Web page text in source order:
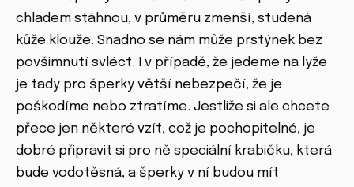
chladem stáhnou, v průměru zmenší, studená
kůže klouže. Snadno se nám může prstýnek bez
povšimnutí svléct. I v případě, že jedeme na lyže
je tady pro šperky větší nebezpečí, že je
poškodíme nebo ztratíme. Jestliže si ale chcete
přece jen některé vzít, což je pochopitelné, je
dobré připravit si pro ně speciální krabičku, která
bude vodotěsná, a šperky v ní budou mít